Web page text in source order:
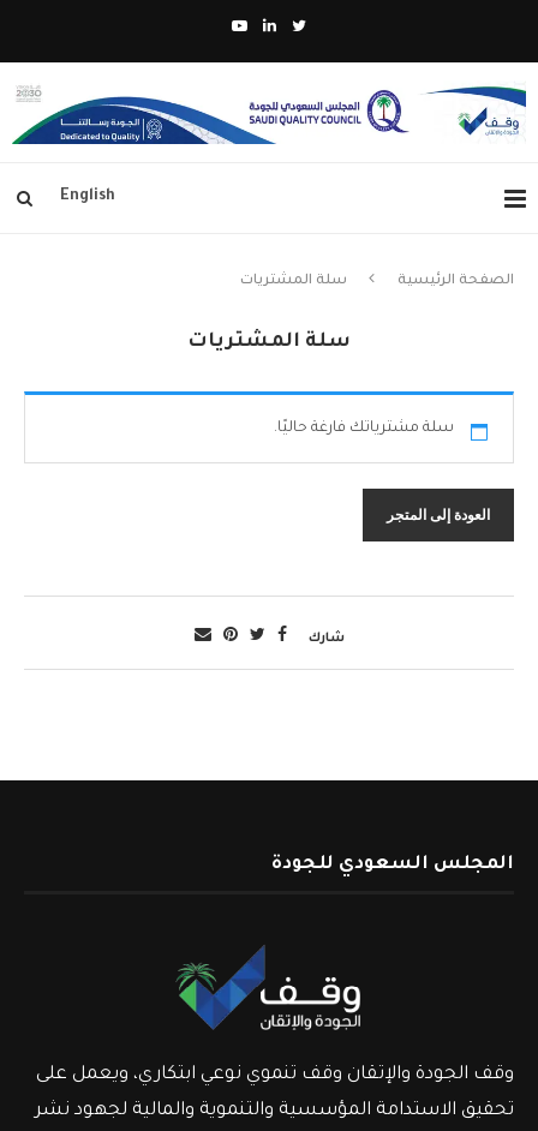
English
الصفحة الرئيسية سلة المشتريات
سلة المشتريات
سلة مشترياتك فارغة حاليًا.
العودة إلى المتجر
شارك
المجلس السعودي للجودة
وقف الجودة والإتقان وقف تنموي نوعي ابتكاري، ويعمل على
تحقيق الاستدامة المؤسسية والتنموية والمالية لجهود نشر